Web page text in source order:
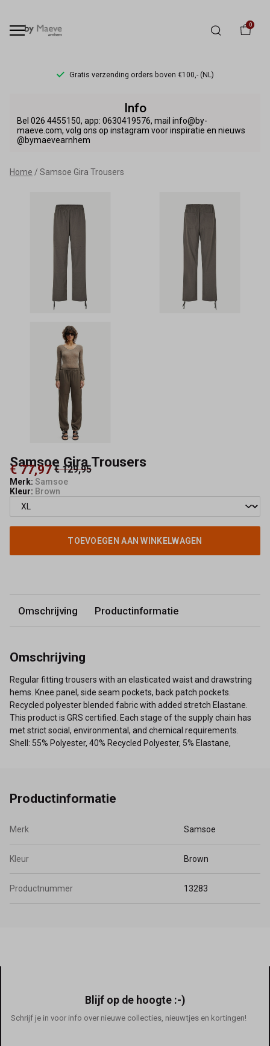
0
Gratis verzending orders boven €100,- (NL)
Gira
Trousers
Maeve
Info
Bel 026 4455150, app: 0630419576, mail info@by-
maeve.com, volg ons op instagram voor inspiratie en nieuws
@bymaevearnhem
Home Samsoe Gira Trousers
Samsoe Gira Trousers
€ 77,97 € 129,95
Merk: Samsoe
Kleur: Brown
TOEVOEGEN AAN WINKELWAGEN
Omschrijving Productinformatie
Omschrijving
Regular fitting trousers with an elasticated waist and drawstring
hems. Knee panel, side seam pockets, back patch pockets.
Recycled polyester blended fabric with added stretch Elastane.
This product is GRS certified. Each stage of the supply chain has
met strict social, environmental, and chemical requirements.
Shell: 55% Polyester, 40% Recycled Polyester, 5% Elastane,
Productinformatie
Merk Samsoe
Kleur Brown
Productnummer 13283
Blijf op de hoogte :-)
Schrijf je in voor info over nieuwe collecties, nieuwtjes en kortingen!